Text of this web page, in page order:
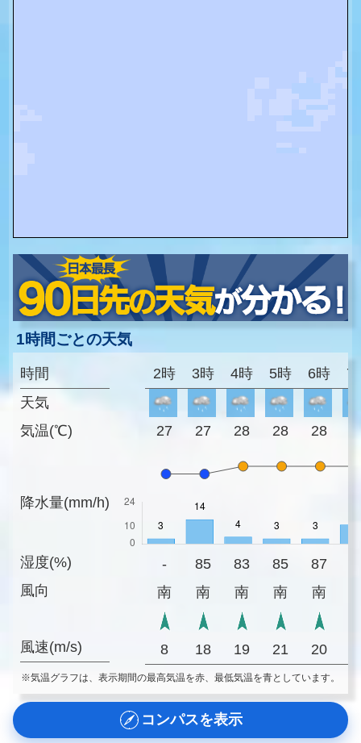
1時間ごとの天気
時間
天気
気温(℃)
降水量(mm/h)
湿度(%)
風向
風速(m/s)
2時 3時 4時 5時 6時 7
27 27 28 28 28
- 85 83 85 87
南
南 南 南 南
8 18 19 21 20
※気温グラフは、表示期間の最高気温を赤、最低気温を青としています。
コンパスを表示